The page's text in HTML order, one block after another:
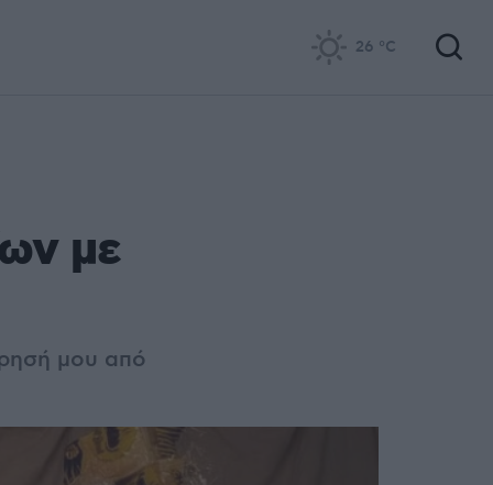
26 °C
με
μου από